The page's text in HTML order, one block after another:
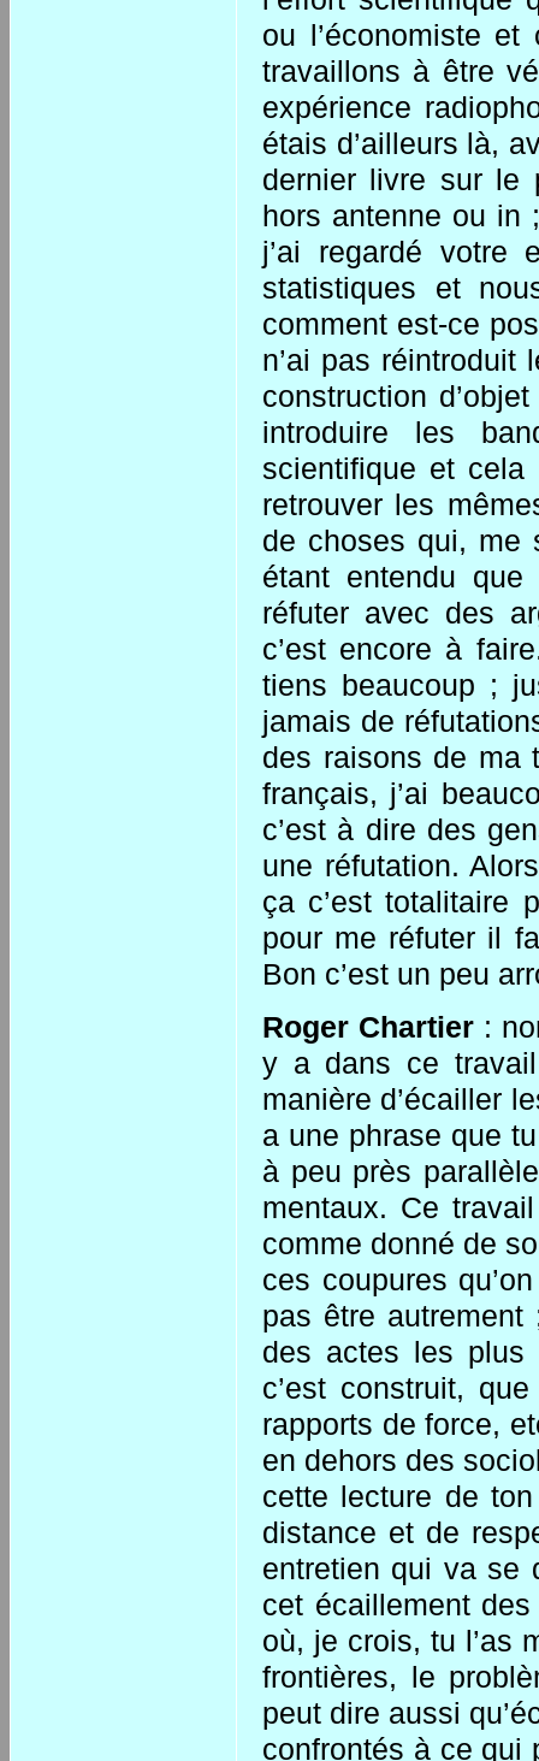
ou l’économiste
travaillons à être
expérience
étais d’ailleurs là,
dernier livre sur le
hors antenne ou in
j’ai regardé votre
statistiques et
comment est-ce
n’ai pas réintroduit
construction
introduire les
scientifique et
retrouver les
de choses qui, me
étant entendu
réfuter avec des
c’est encore à
tiens beaucoup ;
jamais de
des raisons de ma
français, j’ai
c’est à dire des
une réfutation.
ça c’est totalitaire
pour me réfuter il
Bon c’est un peu
Roger Chartier:
y a dans ce
manière d’écailler
a une phrase que
à peu près
mentaux. Ce
comme donné de
ces coupures
pas être
des actes les plus
c’est construit,
rapports de force,
en dehors des
cette lecture de
distance et de
entretien qui va se
cet écaillement
où, je crois, tu l’as
frontières, le
peut dire aussi
confrontés à ce qui